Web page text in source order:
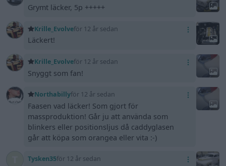
Grymt läcker, 5p +++++
Krille_Evolveför 12 år sedan
Läckert!
Krille_Evolveför 12 år sedan
Snyggt som fan!
Northabillyför 12 år sedan
Faasen vad läcker! Som gjort för
massproduktion! Går ju att använda som
blinkers eller positionsljus då caddyglasen
går att köpa som orangea eller vita :-)
Tysken35för 12 år sedan